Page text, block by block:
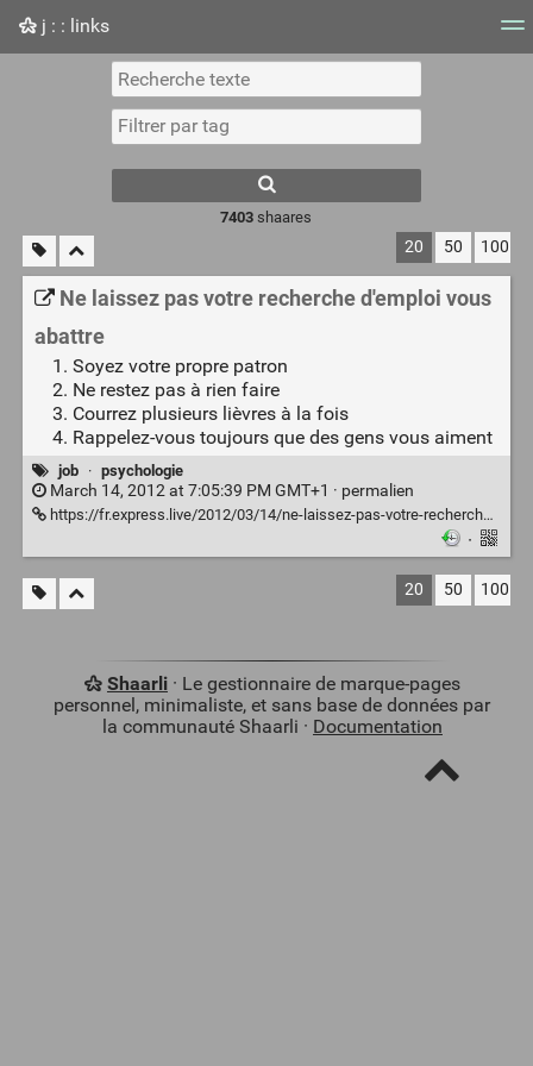
j : : links
Nuage de tags Mur d'images
7403 shaares
20 50 100
Ne laissez pas votre recherche d'emploi vous
abattre
Soyez votre propre patron
Ne restez pas à rien faire
Courrez plusieurs lièvres à la fois
Rappelez-vous toujours que des gens vous aiment
job · psychologie
March 14, 2012 at 7:05:39 PM GMT+1 · permalien
https://fr.express.live/2012/03/14/ne-laissez-pas-votre-recherche-demploi-vous-abattre-exp-164034/
·
20 50 100
Shaarli· Le gestionnaire de marque-pages
personnel, minimaliste, et sans base de données par
la communauté Shaarli · Documentation